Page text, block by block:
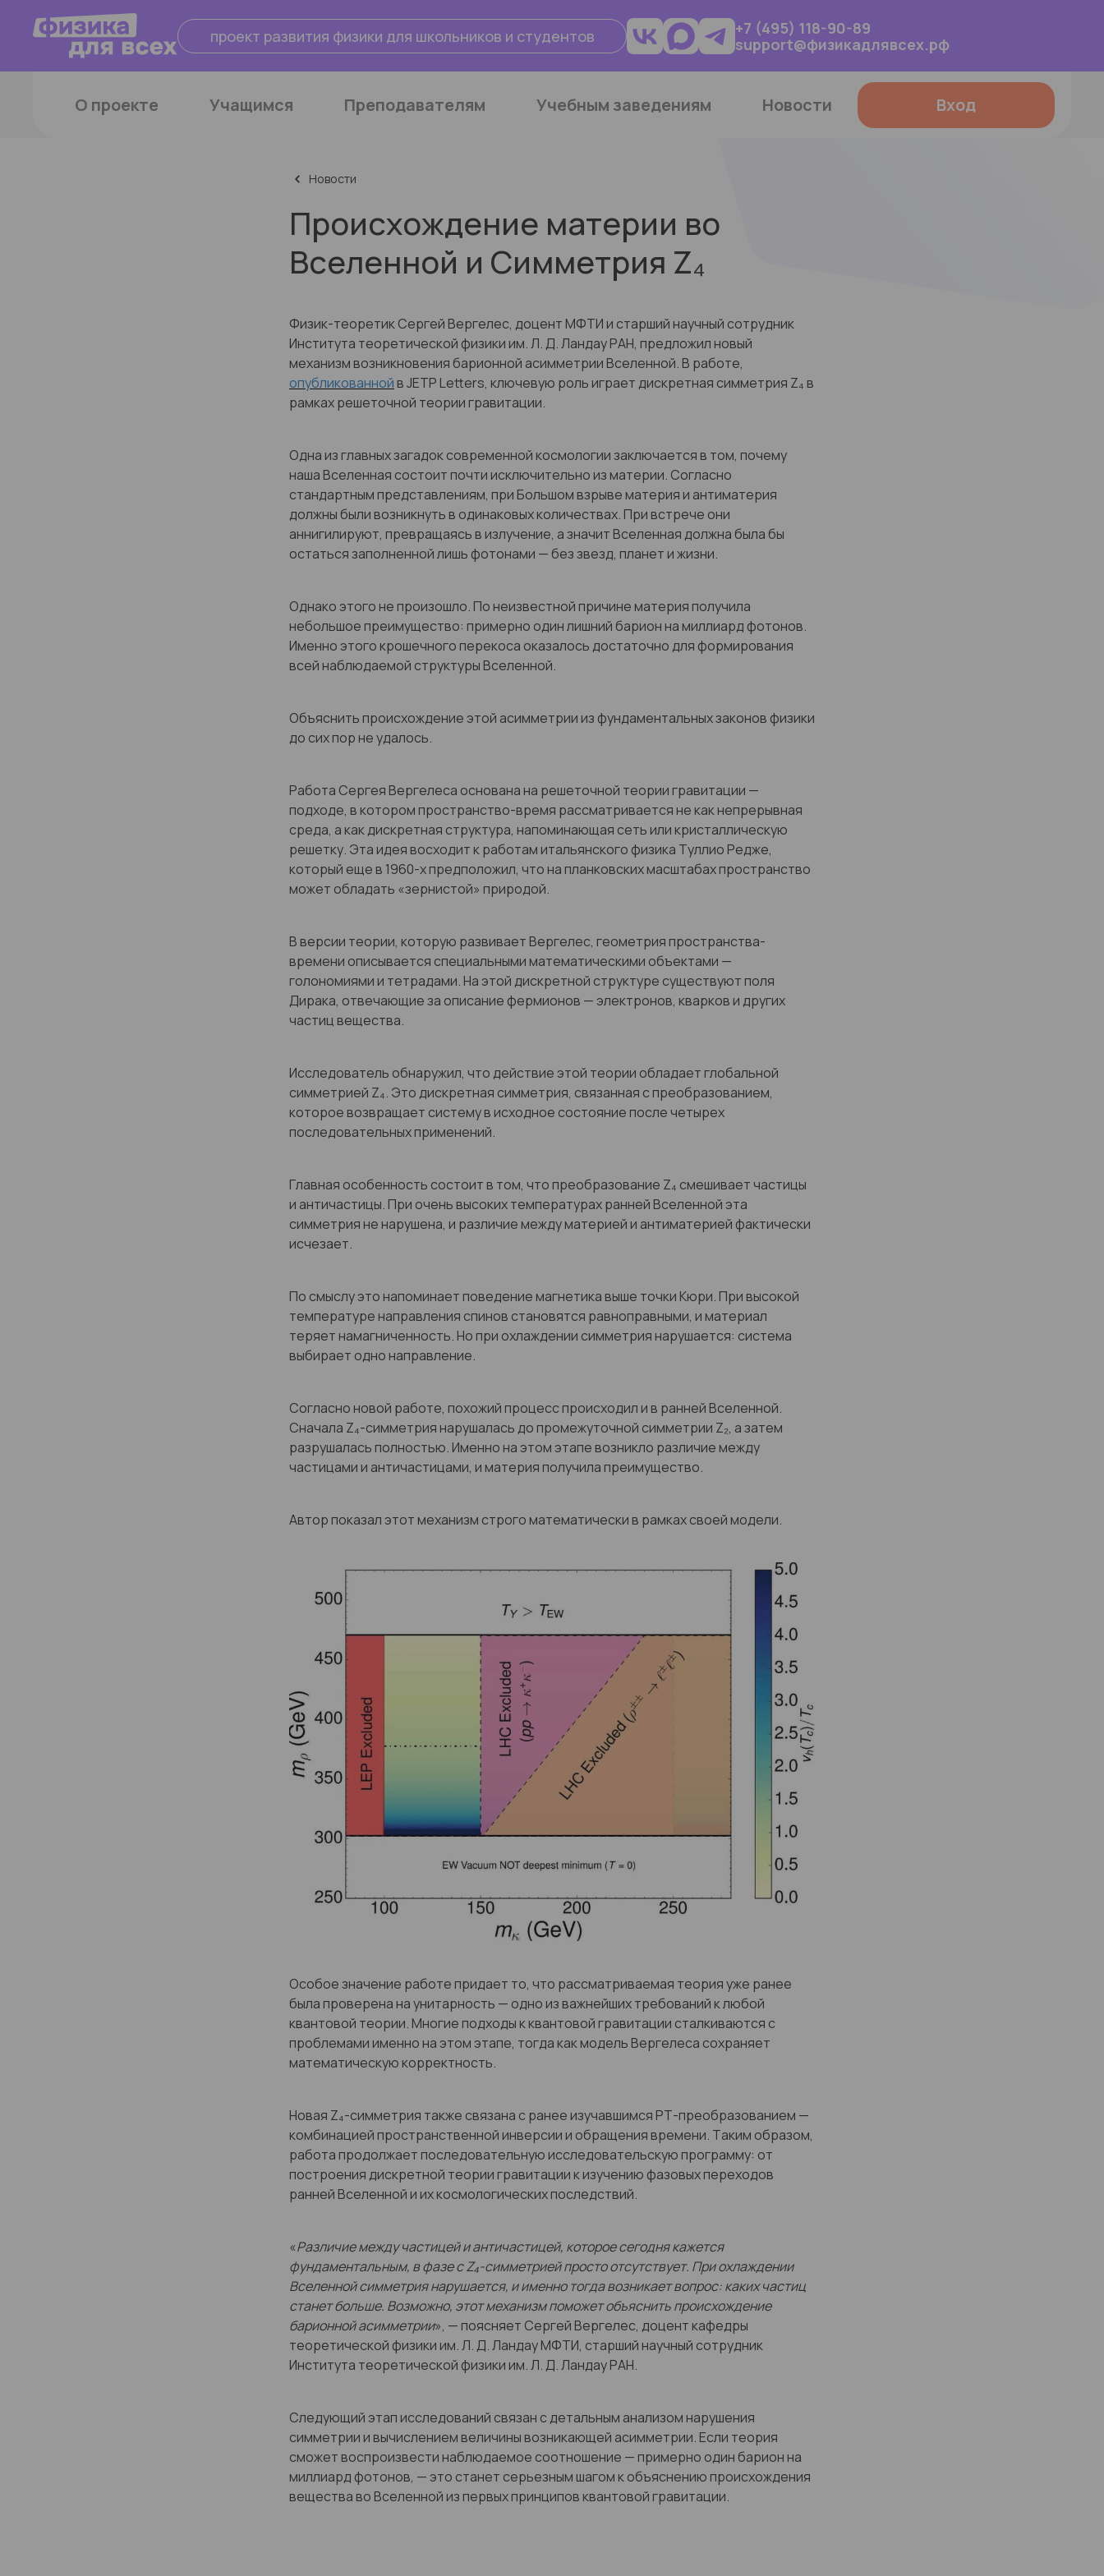
проект развития физики для школьников и студентов
+7 (495) 118-90-89
support@физикадлявсех.рф
О проекте Учащимся Преподавателям Учебным заведениям Новости Вход
Новости
Происхождение материи во
Вселенной и Симметрия Z₄
Физик-теоретик Сергей Вергелес, доцент МФТИ и старший научный сотрудник
Института теоретической физики им. Л. Д. Ландау РАН, предложил новый
механизм возникновения барионной асимметрии Вселенной. В работе,
опубликованнойв JETP Letters, ключевую роль играет дискретная симметрия Z₄ в
рамках решеточной теории гравитации.
Одна из главных загадок современной космологии заключается в том, почему
наша Вселенная состоит почти исключительно из материи. Согласно
стандартным представлениям, при Большом взрыве материя и антиматерия
должны были возникнуть в одинаковых количествах. При встрече они
аннигилируют, превращаясь в излучение, а значит Вселенная должна была бы
остаться заполненной лишь фотонами — без звезд, планет и жизни.
Однако этого не произошло. По неизвестной причине материя получила
небольшое преимущество: примерно один лишний барион на миллиард фотонов.
Именно этого крошечного перекоса оказалось достаточно для формирования
всей наблюдаемой структуры Вселенной.
Объяснить происхождение этой асимметрии из фундаментальных законов физики
до сих пор не удалось.
Работа Сергея Вергелеса основана на решеточной теории гравитации —
подходе, в котором пространство-время рассматривается не как непрерывная
среда, а как дискретная структура, напоминающая сеть или кристаллическую
решетку. Эта идея восходит к работам итальянского физика Туллио Редже,
который еще в 1960-х предположил, что на планковских масштабах пространство
может обладать «зернистой» природой.
В версии теории, которую развивает Вергелес, геометрия пространства-
времени описывается специальными математическими объектами —
голономиями и тетрадами. На этой дискретной структуре существуют поля
Дирака, отвечающие за описание фермионов — электронов, кварков и других
частиц вещества.
Исследователь обнаружил, что действие этой теории обладает глобальной
симметрией Z₄. Это дискретная симметрия, связанная с преобразованием,
которое возвращает систему в исходное состояние после четырех
последовательных применений.
Главная особенность состоит в том, что преобразование Z₄ смешивает частицы
и античастицы. При очень высоких температурах ранней Вселенной эта
симметрия не нарушена, и различие между материей и антиматерией фактически
исчезает.
По смыслу это напоминает поведение магнетика выше точки Кюри. При высокой
температуре направления спинов становятся равноправными, и материал
теряет намагниченность. Но при охлаждении симметрия нарушается: система
выбирает одно направление.
Согласно новой работе, похожий процесс происходил и в ранней Вселенной.
Сначала Z₄-симметрия нарушалась до промежуточной симметрии Z₂, а затем
разрушалась полностью. Именно на этом этапе возникло различие между
частицами и античастицами, и материя получила преимущество.
Автор показал этот механизм строго математически в рамках своей модели.
Особое значение работе придает то, что рассматриваемая теория уже ранее
была проверена на унитарность — одно из важнейших требований к любой
квантовой теории. Многие подходы к квантовой гравитации сталкиваются с
проблемами именно на этом этапе, тогда как модель Вергелеса сохраняет
математическую корректность.
Новая Z₄-симметрия также связана с ранее изучавшимся PT-преобразованием —
комбинацией пространственной инверсии и обращения времени. Таким образом,
работа продолжает последовательную исследовательскую программу: от
построения дискретной теории гравитации к изучению фазовых переходов
ранней Вселенной и их космологических последствий.
«Различие между частицей и античастицей, которое сегодня кажется
фундаментальным, в фазе с Z₄-симметрией просто отсутствует. При охлаждении
Вселенной симметрия нарушается, и именно тогда возникает вопрос: каких частиц
станет больше. Возможно, этот механизм поможет объяснить происхождение
барионной асимметрии», — поясняет Сергей Вергелес, доцент кафедры
теоретической физики им. Л. Д. Ландау МФТИ, старший научный сотрудник
Института теоретической физики им. Л. Д. Ландау РАН.
Следующий этап исследований связан с детальным анализом нарушения
симметрии и вычислением величины возникающей асимметрии. Если теория
сможет воспроизвести наблюдаемое соотношение — примерно один барион на
миллиард фотонов, — это станет серьезным шагом к объяснению происхождения
вещества во Вселенной из первых принципов квантовой гравитации.